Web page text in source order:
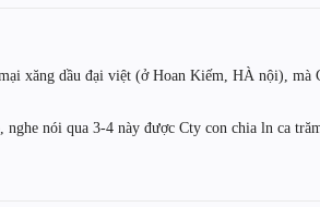
xăng dầu đại việt (ở Hoan Kiếm, HÀ nội), mà
nghe nói qua 3-4 này được Cty con chia ln ca